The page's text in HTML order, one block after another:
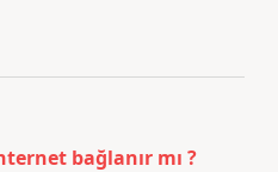
bağlanır mı ?